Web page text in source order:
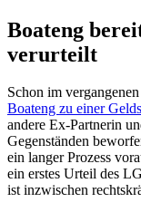
Boateng
verurteilt
Schon im
Boateng zu einer
andere Ex-Partnerin
Gegenständen
ein langer Prozess
ein erstes Urteil des
ist inzwischen